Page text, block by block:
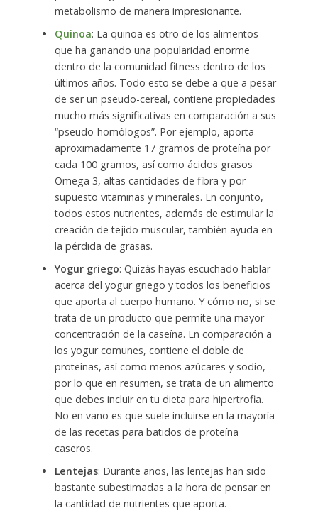
metabolismo de manera impresionante.
Quinoa: La quinoa es otro de los alimentos
que ha ganando una popularidad enorme
dentro de la comunidad fitness dentro de los
últimos años. Todo esto se debe a que a pesar
de ser un pseudo-cereal, contiene propiedades
mucho más significativas en comparación a sus
“pseudo-homólogos”. Por ejemplo, aporta
aproximadamente 17 gramos de proteína por
cada 100 gramos, así como ácidos grasos
Omega 3, altas cantidades de fibra y por
supuesto vitaminas y minerales. En conjunto,
todos estos nutrientes, además de estimular la
creación de tejido muscular, también ayuda en
la pérdida de grasas.
Yogur griego: Quizás hayas escuchado hablar
acerca del yogur griego y todos los beneficios
que aporta al cuerpo humano. Y cómo no, si se
trata de un producto que permite una mayor
concentración de la caseína. En comparación a
los yogur comunes, contiene el doble de
proteínas, así como menos azúcares y sodio,
por lo que en resumen, se trata de un alimento
que debes incluir en tu dieta para hipertrofia.
No en vano es que suele incluirse en la mayoría
de las recetas para batidos de proteína
caseros.
Lentejas: Durante años, las lentejas han sido
bastante subestimadas a la hora de pensar en
la cantidad de nutrientes que aporta.